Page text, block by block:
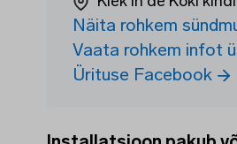
Näita rohkem
Vaata rohkem infot
Ürituse Facebook